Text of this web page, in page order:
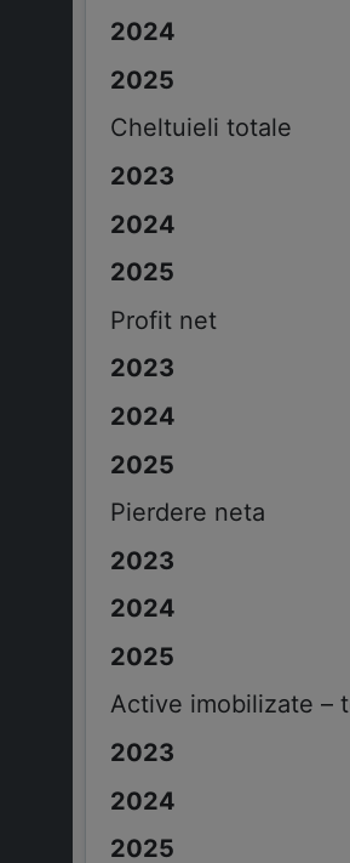
Cheltuieli totale
Profit net
Pierdere neta
Active imobilizate –